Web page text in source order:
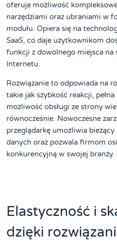
oferuje możliwość
narzędziami oraz ubraniami w
modułu. Opiera się na
SaaS, co daje użytkownikom
funkcji z dowolnego miejsca na
Internetu.
Rozwiązanie to odpowiada na
takie jak szybkość reakcji,
możliwość obsługi ze strony
równocześnie. Nowoczesne
przeglądarkę umożliwia
danych oraz pozwala firmom
konkurencyjną w swojej branży.
Elastyczność i
dzięki